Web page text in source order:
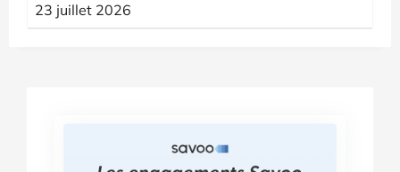
23 juillet 2026